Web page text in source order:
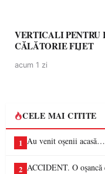
VERTICALI PENTRU
CĂLĂTORIE FIJET
acum 1 zi
CELE MAI CITITE
1 Au venit oșenii acasă…
2 ACCIDENT. O oșancă